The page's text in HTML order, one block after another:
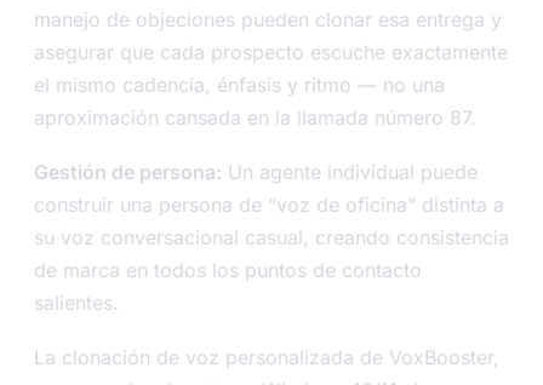
manejo de objeciones pueden clonar esa entrega y
asegurar que cada prospecto escuche exactamente
el mismo cadencia, énfasis y ritmo — no una
aproximación cansada en la llamada número 87.
Gestión de persona: Un agente individual puede
construir una persona de “voz de oficina” distinta a
su voz conversacional casual, creando consistencia
de marca en todos los puntos de contacto
salientes.
La clonación de voz personalizada de VoxBooster,